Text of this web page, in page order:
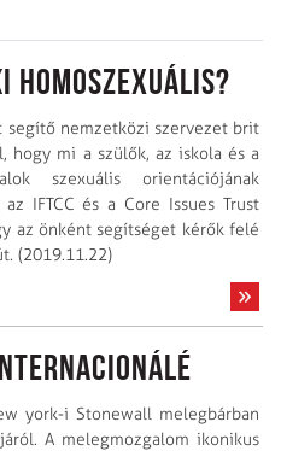
segítő nemzetközi szervezet brit
hogy mi a szülők, az iskola és a
szexuális orientációjának
IFTCC és a Core Issues Trust
az önként segítséget kérők felé
(2019.11.22)
york-i Stonewall melegbárban
A melegmozgalom ikonikus